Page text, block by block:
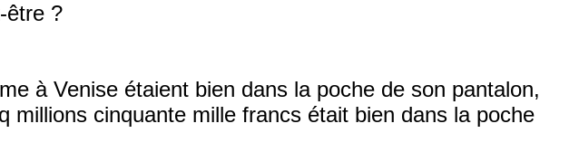
être ?
à Venise étaient bien dans la poche de son pantalon,
cinquante mille francs était bien dans la poche